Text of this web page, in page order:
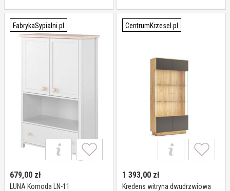
FabrykaSypialni.pl
679,00 zł
LUNA Komoda LN-11
CentrumKrzesel.pl
1 393,00 zł
Kredens witryna dwudrzwiowa